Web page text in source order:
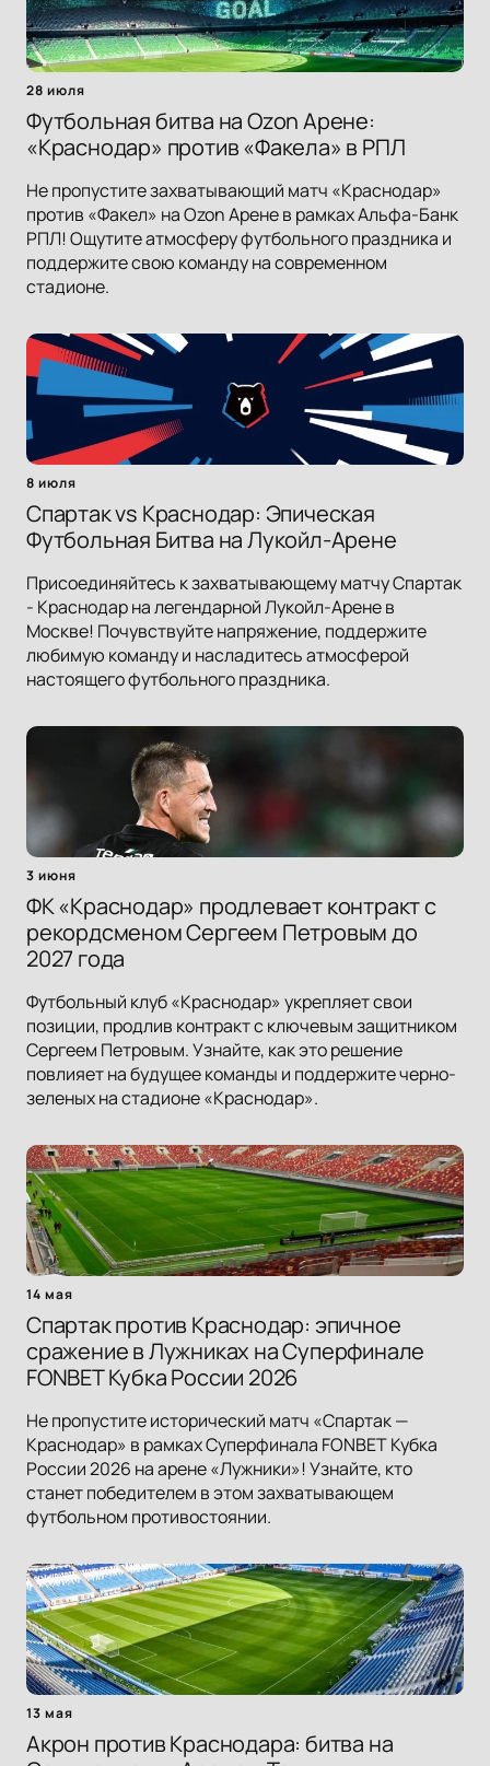
28 июля
Футбольная битва на Ozon Арене:
«Краснодар» против «Факела» в РПЛ
Не пропустите захватывающий матч «Краснодар»
против «Факел» на Ozon Арене в рамках Альфа-Банк
РПЛ! Ощутите атмосферу футбольного праздника и
поддержите свою команду на современном
стадионе.
8 июля
Спартак vs Краснодар: Эпическая
Футбольная Битва на Лукойл-Арене
Присоединяйтесь к захватывающему матчу Спартак
- Краснодар на легендарной Лукойл-Арене в
Москве! Почувствуйте напряжение, поддержите
любимую команду и насладитесь атмосферой
настоящего футбольного праздника.
3 июня
ФК «Краснодар» продлевает контракт с
рекордсменом Сергеем Петровым до
2027 года
Футбольный клуб «Краснодар» укрепляет свои
позиции, продлив контракт с ключевым защитником
Сергеем Петровым. Узнайте, как это решение
повлияет на будущее команды и поддержите черно-
зеленых на стадионе «Краснодар».
14 мая
Спартак против Краснодар: эпичное
сражение в Лужниках на Суперфинале
FONBET Кубка России 2026
Не пропустите исторический матч «Спартак —
Краснодар» в рамках Суперфинала FONBET Кубка
России 2026 на арене «Лужники»! Узнайте, кто
станет победителем в этом захватывающем
футбольном противостоянии.
13 мая
Акрон против Краснодара: битва на